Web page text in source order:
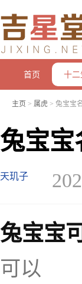
首页 十二
主页 > 属虎 > 兔宝宝
兔宝宝
天玑子
兔宝宝
可以